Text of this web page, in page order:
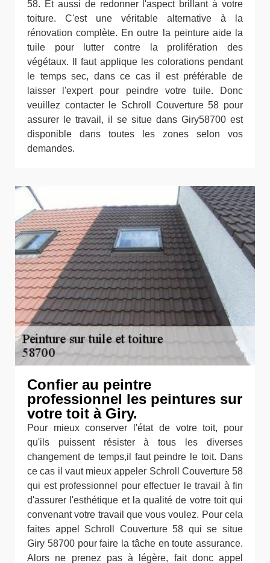
58. Et aussi de redonner l'aspect brillant à votre
toiture. C'est une véritable alternative à la
rénovation complète. En outre la peinture aide la
tuile pour lutter contre la prolifération des
végétaux. Il faut applique les colorations pendant
le temps sec, dans ce cas il est préférable de
laisser l'expert pour peindre votre tuile. Donc
veuillez contacter le Schroll Couverture 58 pour
assurer le travail, il se situe dans Giry58700 est
disponible dans toutes les zones selon vos
demandes.
Confier au peintre
professionnel les peintures sur
votre toit à Giry.
Pour mieux conserver l'état de votre toit, pour
qu'ils puissent résister à tous les diverses
changement de temps,il faut peindre le toit. Dans
ce cas il vaut mieux appeler Schroll Couverture 58
qui est professionnel pour effectuer le travail à fin
d'assurer l'esthétique et la qualité de votre toit qui
convenant votre travail que vous voulez. Pour cela
faites appel Schroll Couverture 58 qui se situe
Giry 58700 pour faire la tâche en toute assurance.
Alors ne prenez pas à légère, fait donc appel